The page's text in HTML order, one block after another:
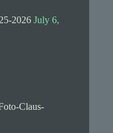
2026 July 6,